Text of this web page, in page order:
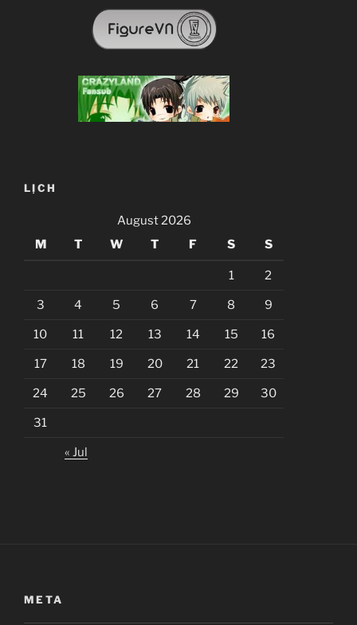
LỊCH
August 2026
M
T W T F S S
1 2
3 4 5 6 7 8 9
10 11 12 13 14 15 16
17 18 19 20 21 22 23
24 25 26 27 28 29 30
31
« Jul
META